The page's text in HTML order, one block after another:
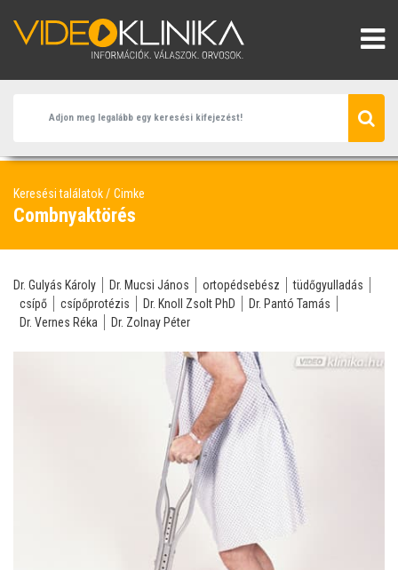
Keresési találatok Cimke
Combnyaktörés
Dr. Gulyás Károly Dr. Mucsi János ortopédsebész
tüdőgyulladás
csípő
csípőprotézis Dr. Knoll Zsolt PhD
Dr. Pantó Tamás
Dr. Vernes Réka
Dr. Zolnay Péter